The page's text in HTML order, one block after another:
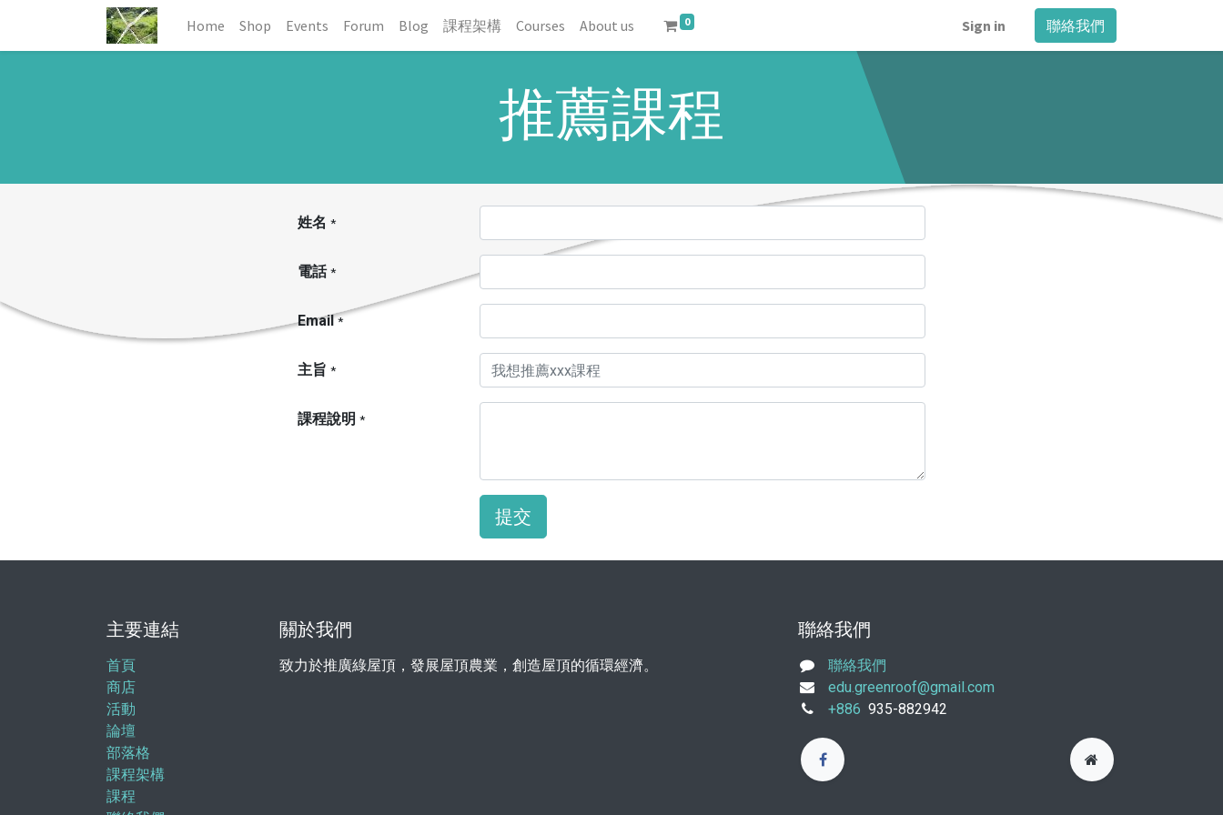
Home Shop Events Forum Blog 課程架構 Courses About us 0 Sign in 聯絡我們
推薦課程
姓名 *
電話*
Email*
主旨 *
課程說明 *
提交
主要連結
首頁
商店
活動
論壇
部落格
課程架構
課程
關於我們
致力於推廣綠屋頂，發展屋頂農業，創造屋頂的循環經濟。
聯絡我們
聯絡我們
edu.greenroof@gmail.com
+886 935-882942